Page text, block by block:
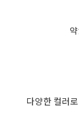
다양한 컬러